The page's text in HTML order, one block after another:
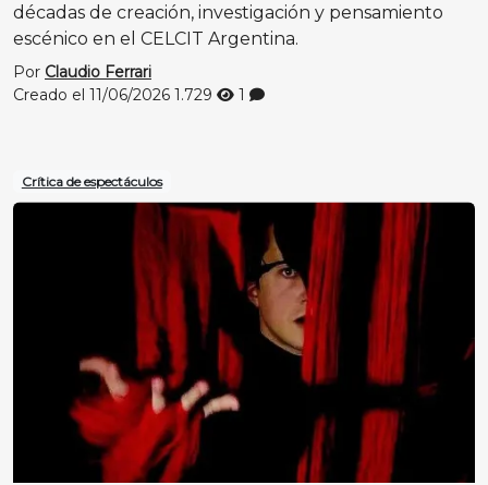
décadas de creación, investigación y pensamiento
escénico en el CELCIT Argentina.
Por Claudio Ferrari
Creado el 11/06/2026 1.729 1
Crítica de espectáculos